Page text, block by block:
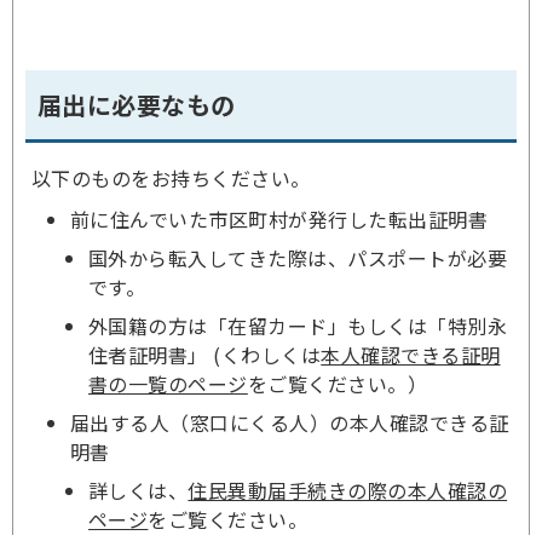
届出に必要なもの
以下のものをお持ちください。
前に住んでいた市区町村が発行した転出証明書
国外から転入してきた際は、パスポートが必要
です。
外国籍の方は「在留カード」もしくは「特別永
住者証明書」 (くわしくは本人確認できる証明
書の一覧のページをご覧ください。）
届出する人（窓口にくる人）の本人確認できる証
明書
詳しくは、住民異動届手続きの際の本人確認の
ページをご覧ください。